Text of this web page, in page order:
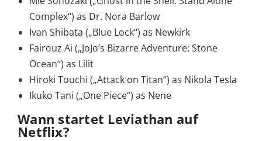
Complex“) as Dr. Nora Barlow
Ivan Shibata („Blue Lock“) as Newkirk
Fairouz Ai („JoJo’s Bizarre Adventure: Stone
Ocean“) as Lilit
Hiroki Touchi („Attack on Titan“) as Nikola Tesla
Ikuko Tani („One Piece“) as Nene
Wann startet Leviathan auf
Netflix?